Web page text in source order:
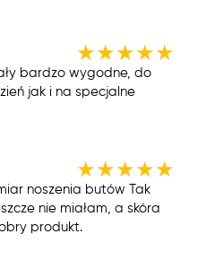
★★★★★
bardzo wygodne, do
jak i na specjalne
★★★★★
noszenia butów Tak
nie miałam, a skóra
produkt.